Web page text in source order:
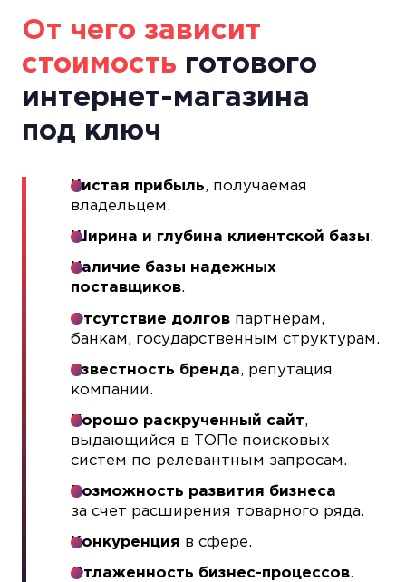
От чего зависит
стоимость готового
интернет-магазина
под ключ
Чистая прибыль, получаемая
владельцем.
Ширина и глубина клиентской базы.
Наличие базы надежных
поставщиков.
Отсутствие долговпартнерам,
банкам, государственным структурам.
Известность бренда, репутация
компании.
Хорошо раскрученный сайт,
выдающийся в ТОПе поисковых
систем по релевантным запросам.
Возможность развития бизнеса
за счет расширения товарного ряда.
Конкуренция в сфере.
Отлаженность бизнес-процессов.